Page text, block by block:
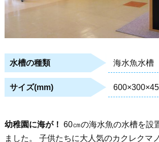
水槽の種類 海水魚水槽
サイズ(mm)
幼稚園に海が！ 60㎝の海水魚の水槽を設
ました。 子供たちに大人気のカクレクマ